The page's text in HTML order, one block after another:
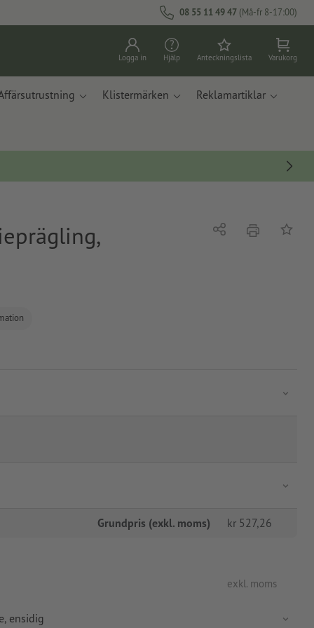
08 55 11 49 47 (Må-fr 8-17:00)
Logga in Hjälp Anteckningslista Varukorg
Klistermärken Reklamartiklar
Dela erbjudande
På
Grundpris (exkl. moms) kr 527,26
exkl. moms
ensidig